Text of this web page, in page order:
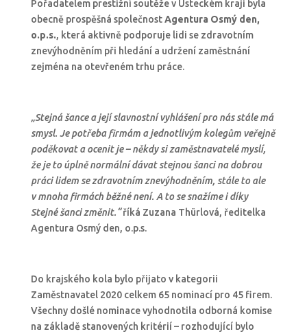
Pořadatelem prestižní soutěže v Ústeckém kraji byla
obecně prospěšná společnostAgentura Osmý den,
o.p.s., která aktivně podporuje lidi se zdravotním
znevýhodněním při hledání a udržení zaměstnání
zejména na otevřeném trhu práce.
„Stejná šance a její slavnostní vyhlášení pro nás stále má
smysl. Je potřeba firmám a jednotlivým kolegům veřejně
poděkovat a ocenit je – někdy si zaměstnavatelé myslí,
že je to úplně normální dávat stejnou šanci na dobrou
práci lidem se zdravotním znevýhodněním, stále to ale
v mnoha firmách běžné není. A to se snažíme i díky
Stejné šanci změnit.“říká Zuzana Thürlová, ředitelka
Agentura Osmý den, o.p.s.
Do krajského kola bylo přijato v kategorii
Zaměstnavatel 2020 celkem 65 nominací pro 45 firem.
Všechny došlé nominace vyhodnotila odborná komise
na základě stanovených kritérií – rozhodující bylo